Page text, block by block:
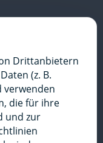
Drittanbietern
(z. B.
verwenden
die für ihre
und zur